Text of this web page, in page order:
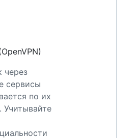
через
сервисы
по их
Учитывайте